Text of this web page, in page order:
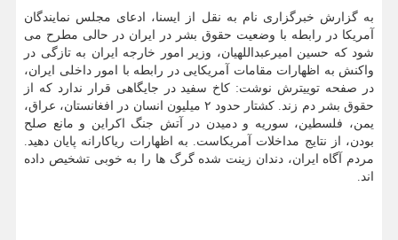
به گزارش خبرگزاری نام به نقل از ایسنا، ادعای مجلس نمایندگان
آمریکا در رابطه با وضعیت حقوق بشر در ایران در حالی مطرح می
شود که حسین امیرعبداللهیان، وزیر امور خارجه ایران به تازگی در
واکنش به اظهارات مقامات آمریکایی در رابطه با امور داخلی ایران،
در صفحه توییترش نوشت: کاخ سفید در جایگاهی قرار ندارد که از
حقوق بشر دم زند. کشتار حدود ۲ میلیون انسان در افغانستان، عراق،
یمن، فلسطین، سوریه و دمیدن در آتش جنگ اکراین و مانع صلح
بودن، از نتایج مداخلات آمریکاست. به اظهارات ریاکارانه پایان دهید.
مردم آگاه ایران، دندان زینت شده گرگ ها را به خوبی تشخیص داده
اند.